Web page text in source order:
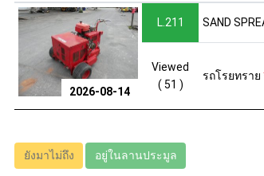
2026-08-14
L.211 SAND
Viewed
( 51 )
รถโรยทราย
ยังมาไม่ถึง อยู่ในลานประมูล